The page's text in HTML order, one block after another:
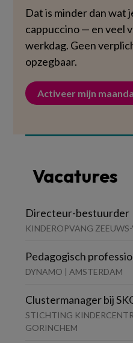
Dat is minder dan wat
cappuccino — en veel
werkdag. Geen
opzegbaar.
Activeer mijn
Vacatures
Directeur-bestuurder
KINDEROPVANG
Pedagogisch
DYNAMO | AMSTERDAM
Clustermanager bij
STICHTING
GORINCHEM